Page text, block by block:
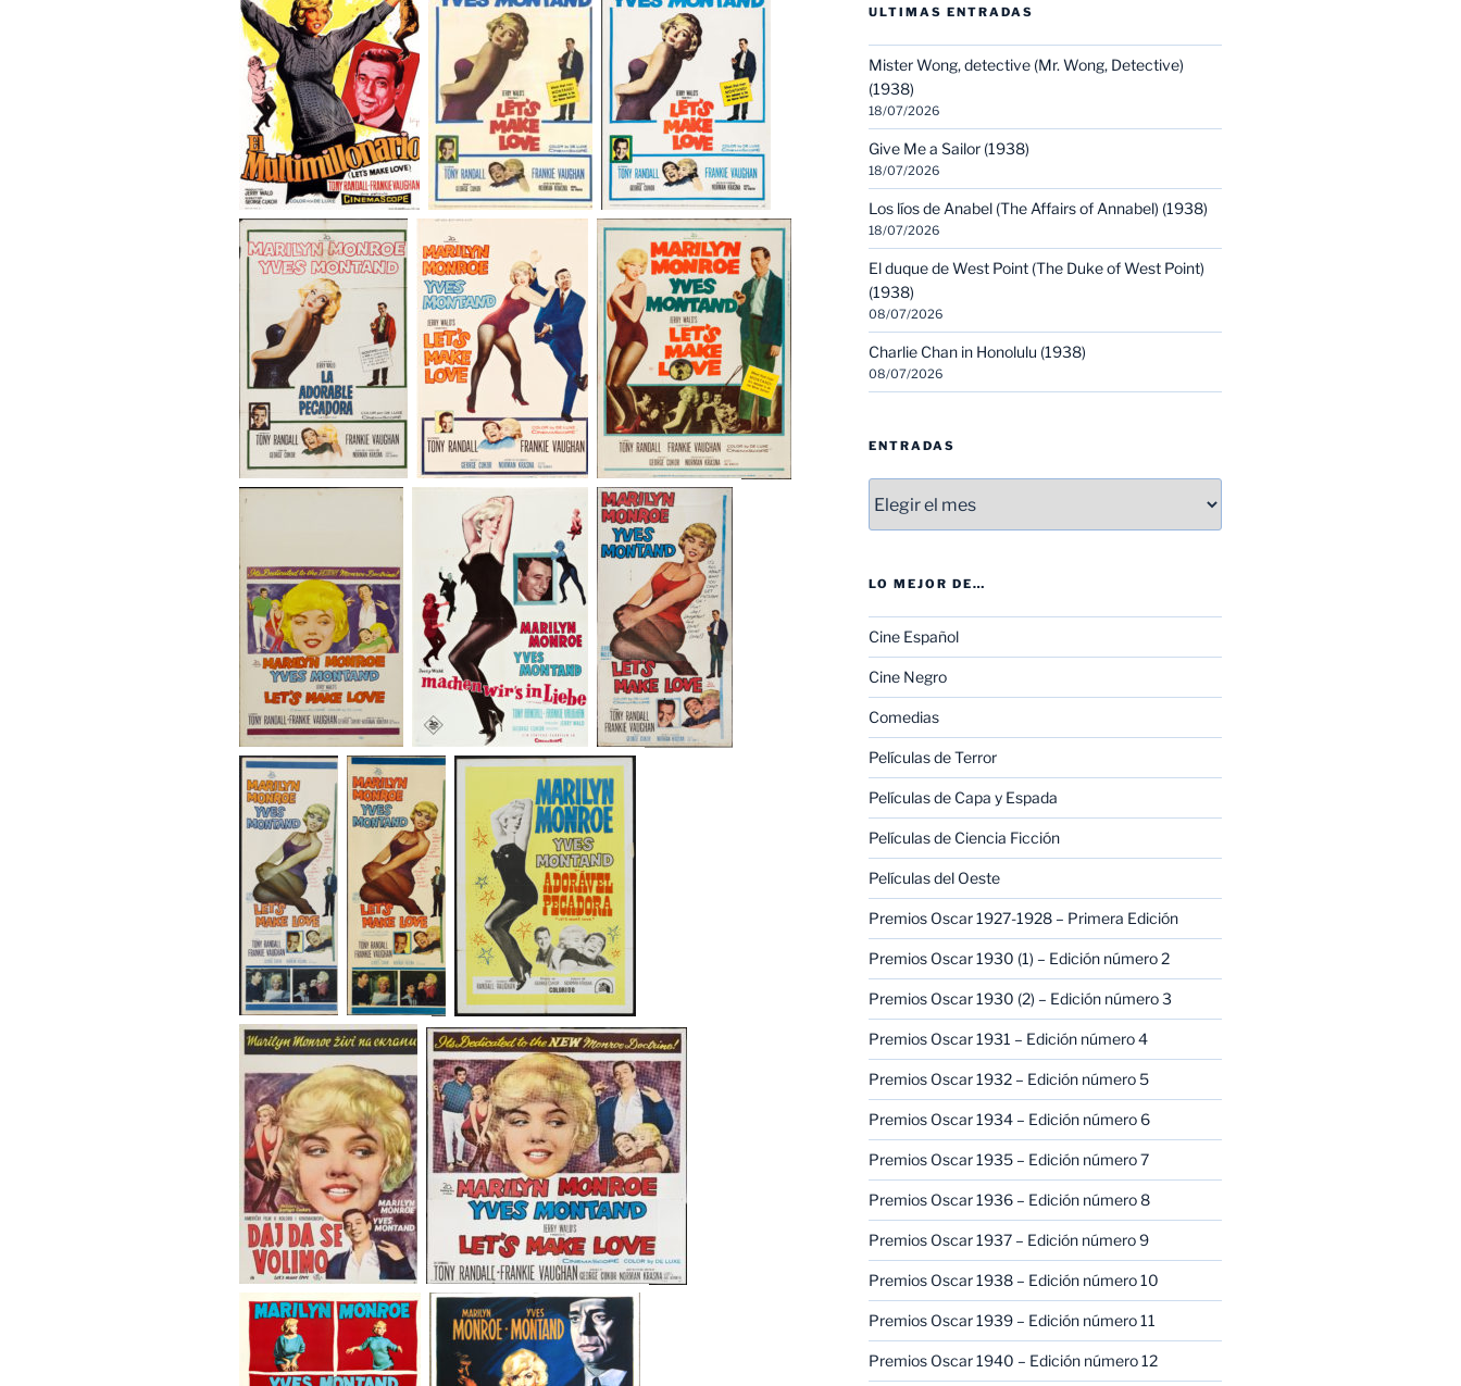
ULTIMAS ENTRADAS
Mister Wong, detective (Mr. Wong, Detective)
(1938)
18/07/2026
Give Me a Sailor (1938)
18/07/2026
Los líos de Anabel (The Affairs of Annabel) (1938)
18/07/2026
El duque de West Point (The Duke of West Point)
(1938)
08/07/2026
Charlie Chan in Honolulu (1938)
08/07/2026
ENTRADAS
LO MEJOR DE…
Cine Español
Cine Negro
Comedias
Películas de Terror
Películas de Capa y Espada
Películas de Ciencia Ficción
Películas del Oeste
Premios Oscar 1927-1928 – Primera Edición
Premios Oscar 1930 (1) – Edición número 2
Premios Oscar 1930 (2) – Edición número 3
Premios Oscar 1931 – Edición número 4
Premios Oscar 1932 – Edición número 5
Premios Oscar 1934 – Edición número 6
Premios Oscar 1935 – Edición número 7
Premios Oscar 1936 – Edición número 8
Premios Oscar 1937 – Edición número 9
Premios Oscar 1938 – Edición número 10
Premios Oscar 1939 – Edición número 11
Premios Oscar 1940 – Edición número 12